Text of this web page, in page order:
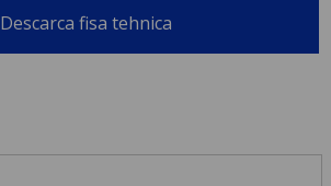
Descarca fisa tehnica